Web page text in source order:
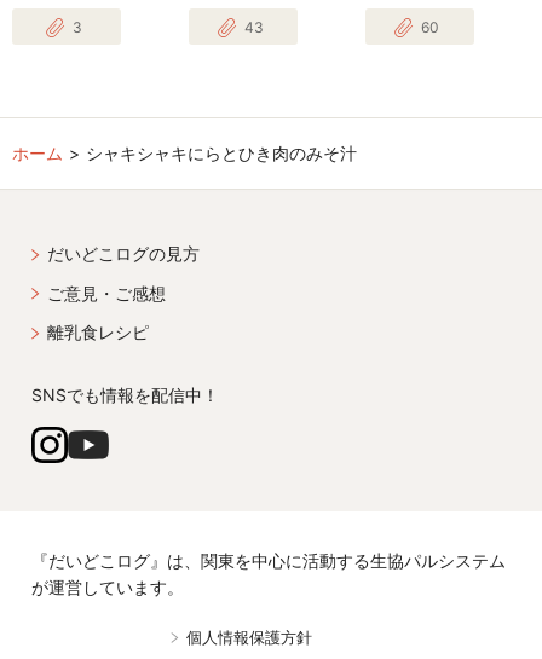
3 43 60
ホーム シャキシャキにらとひき肉のみそ汁
だいどこログの見方
ご意見・ご感想
離乳食レシピ
SNSでも情報を配信中！
『だいどこログ』は、関東を中心に活動する生協パルシステム
が運営しています。
個人情報保護方針